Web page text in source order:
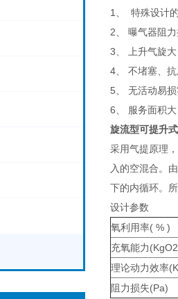
1、 特殊设计
2、 曝气器阻
3、 上升气旋
4、 不堵塞、
5、 无活动易
6、 服务面积
旋流型可提升
采用气提原理
入的空混合。
下的内循环。
设计参数
氧利用率( % )
充氧能力
理论动力效率
阻力损失(Pa)